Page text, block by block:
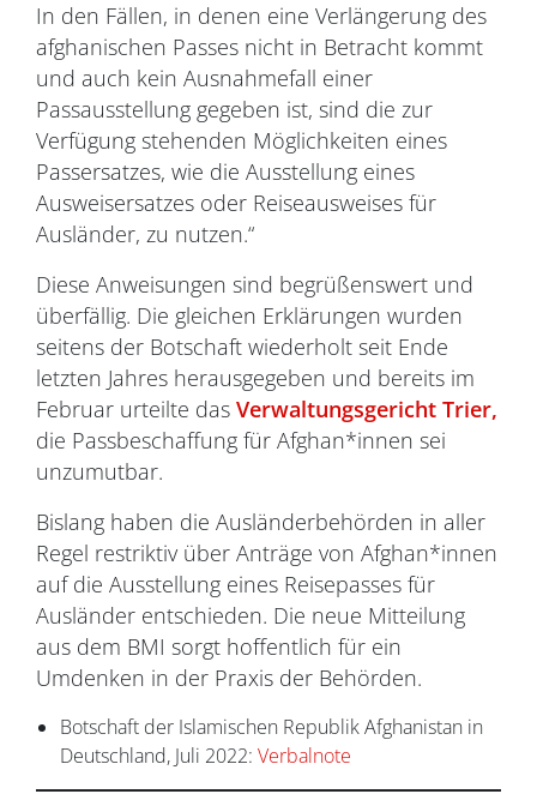
In den Fällen, in denen eine Verlängerung des
afghanischen Passes nicht in Betracht kommt
und auch kein Ausnahmefall einer
Passausstellung gegeben ist, sind die zur
Verfügung stehenden Möglichkeiten eines
Passersatzes, wie die Ausstellung eines
Ausweisersatzes oder Reiseausweises für
Ausländer, zu nutzen.“
Diese Anweisungen sind begrüßenswert und
überfällig. Die gleichen Erklärungen wurden
seitens der Botschaft wiederholt seit Ende
letzten Jahres herausgegeben und bereits im
Februar urteilte das Verwaltungsgericht Trier,
die Passbeschaffung für Afghan*innen sei
unzumutbar.
Bislang haben die Ausländerbehörden in aller
Regel restriktiv über Anträge von Afghan*innen
auf die Ausstellung eines Reisepasses für
Ausländer entschieden. Die neue Mitteilung
aus dem BMI sorgt hoffentlich für ein
Umdenken in der Praxis der Behörden.
Botschaft der Islamischen Republik Afghanistan in
Deutschland, Juli 2022: Verbalnote